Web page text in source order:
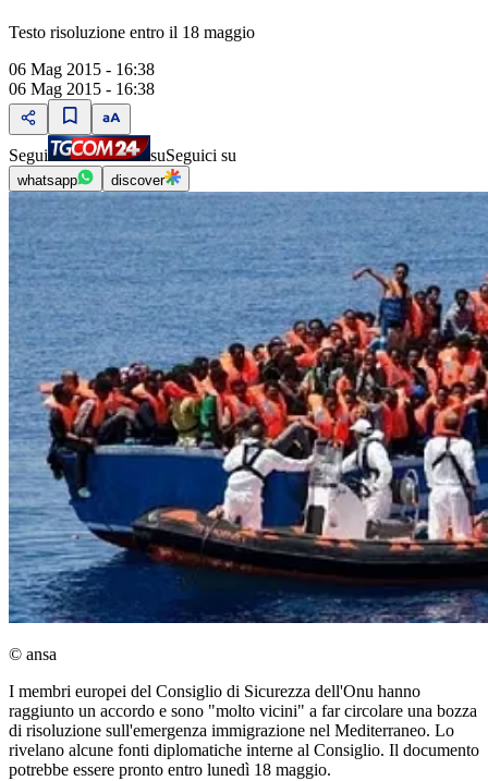
Testo risoluzione entro il 18 maggio
06 Mag 2015 - 16:38
06 Mag 2015 - 16:38
Segui suSeguici su
whatsapp discover
© ansa
I membri europei del Consiglio di Sicurezza dell'Onu hanno
raggiunto un accordo e sono "molto vicini" a far circolare una bozza
di risoluzione sull'emergenza immigrazione nel Mediterraneo. Lo
rivelano alcune fonti diplomatiche interne al Consiglio. Il documento
potrebbe essere pronto entro lunedì 18 maggio.